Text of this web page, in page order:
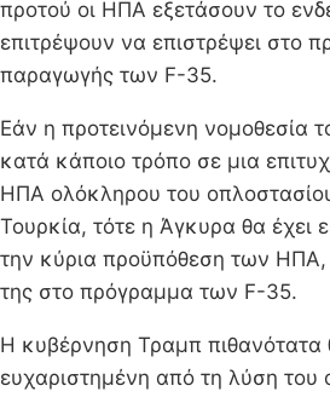
προτού οι ΗΠΑ εξετάσουν το
επιτρέψουν να επιστρέψει στο
παραγωγής των F-35.
Εάν η προτεινόμενη νομοθεσία
κατά κάποιο τρόπο σε μια
ΗΠΑ ολόκληρου του
Τουρκία, τότε η Άγκυρα θα έχει
την κύρια προϋπόθεση των ΗΠΑ,
της στο πρόγραμμα των F-35.
Η κυβέρνηση Τραμπ πιθανότατα
ευχαριστημένη από τη λύση του